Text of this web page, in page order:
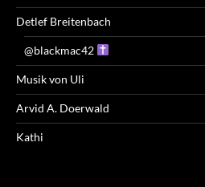
Detlef Breitenbach
@blackmac42
Musik von Uli
Arvid A. Doerwald
Kathi